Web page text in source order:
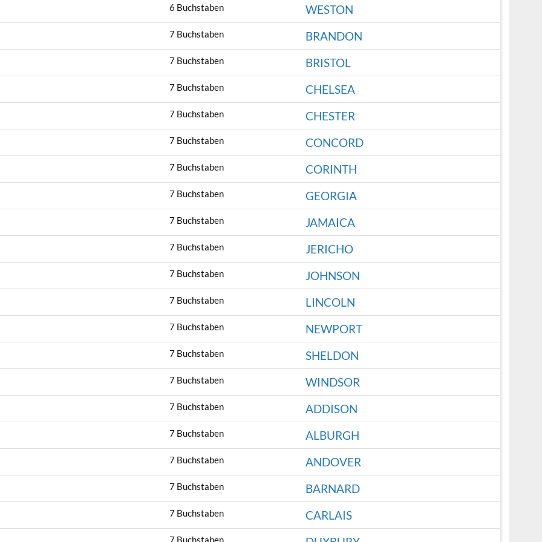
6 Buchstaben WESTON
7 Buchstaben BRANDON
7 Buchstaben BRISTOL
7 Buchstaben CHELSEA
7 Buchstaben CHESTER
7 Buchstaben CONCORD
7 Buchstaben CORINTH
7 Buchstaben GEORGIA
7 Buchstaben JAMAICA
7 Buchstaben JERICHO
7 Buchstaben JOHNSON
7 Buchstaben LINCOLN
7 Buchstaben NEWPORT
7 Buchstaben SHELDON
7 Buchstaben WINDSOR
7 Buchstaben ADDISON
7 Buchstaben ALBURGH
7 Buchstaben ANDOVER
7 Buchstaben BARNARD
7 Buchstaben CARLAIS
7 Buchstaben